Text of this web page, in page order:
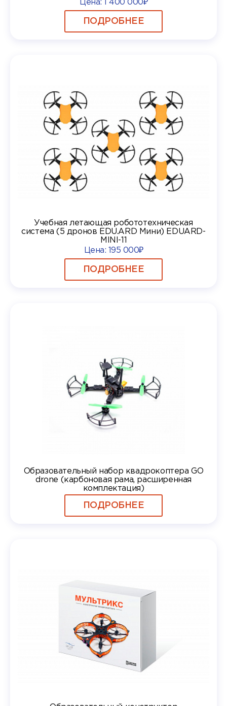
Цена: 1 400 000₽
ПОДРОБНЕЕ
Учебная летающая робототехническая
система (5 дронов EDU.ARD Мини) EDUARD-
MINI-11
Цена:
195 000₽
ПОДРОБНЕЕ
Образовательный набор квадрокоптера GO
drone (карбоновая рама, расширенная
комплектация)
ПОДРОБНЕЕ